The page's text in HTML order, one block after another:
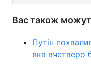
Вас також
Путін
яка вчетверо